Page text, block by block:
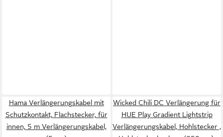
Hama Verlängerungskabel mit
Schutzkontakt, Flachstecker, für
innen, 5 m Verlängerungskabel,
Wicked Chili DC Verlängerung für
HUE Play Gradient Lightstrip
Verlängerungskabel, Hohlstecker ,